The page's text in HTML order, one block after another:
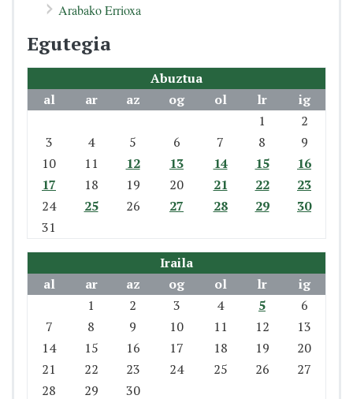
Arabako Errioxa
Egutegia
Abuztua
al
ar az og ol lr
ig
1
2
3
4 5 6 7 8
9
10
11 12 13 14 15
16
17
18 19 20 21 22
23
24
25 26 27 28 29
30
31
Iraila
al
ar az og ol lr
ig
1
2 3 4 5
6
7
8 9 10 11 12
13
14
15 16 17 18 19
20
21
22 23 24 25 26
27
28
29 30